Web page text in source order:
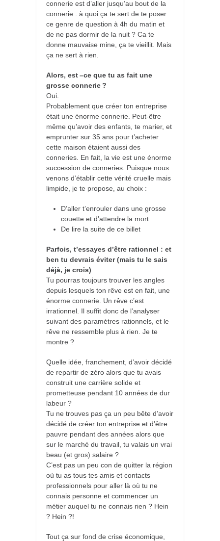
connerie est d’aller jusqu’au bout de la
connerie : à quoi ça te sert de te poser
ce genre de question à 4h du matin et
de ne pas dormir de la nuit ? Ca te
donne mauvaise mine, ça te vieillit. Mais
ça ne sert à rien.
Alors, est –ce que tu as fait une
grosse connerie ?
Oui.
Probablement que créer ton entreprise
était une énorme connerie. Peut-être
même qu’avoir des enfants, te marier, et
emprunter sur 35 ans pour t’acheter
cette maison étaient aussi des
conneries. En fait, la vie est une énorme
succession de conneries. Puisque nous
venons d’établir cette vérité cruelle mais
limpide, je te propose, au choix :
D’aller t’enrouler dans une grosse
couette et d’attendre la mort
De lire la suite de ce billet
Parfois, t’essayes d’être rationnel : et
ben tu devrais éviter (mais tu le sais
déjà, je crois)
Tu pourras toujours trouver les angles
depuis lesquels ton rêve est en fait, une
énorme connerie. Un rêve c’est
irrationnel. Il suffit donc de l’analyser
suivant des paramètres rationnels, et le
rêve ne ressemble plus à rien. Je te
montre ?
Quelle idée, franchement, d’avoir décidé
de repartir de zéro alors que tu avais
construit une carrière solide et
prometteuse pendant 10 années de dur
labeur ?
Tu ne trouves pas ça un peu bête d’avoir
décidé de créer ton entreprise et d’être
pauvre pendant des années alors que
sur le marché du travail, tu valais un vrai
beau (et gros) salaire ?
C’est pas un peu con de quitter la région
où tu as tous tes amis et contacts
professionnels pour aller là où tu ne
connais personne et commencer un
métier auquel tu ne connais rien ? Hein
? Hein ?!
Tout ça sur fond de crise économique,